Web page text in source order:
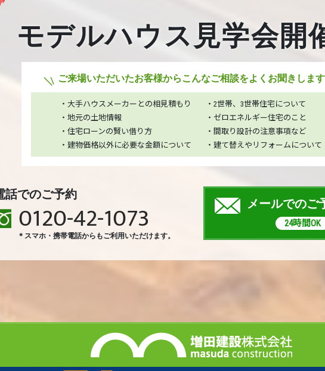
モデルハウス見学会開
ご来場いただいたお客様から こんなご相談をよくお聞きします
・大手ハウスメーカーとの相見積もり
・2世帯、3世帯住宅について
・地元の土地情報
・ゼロエネルギー住宅のこと
・住宅ローンの賢い借り方
・間取り設計の注意事項など
・建物価格以外に必要な金額について
・建て替えやリフォームについて
話でのご予約
0120-42-1073
＊スマホ・携帯電話からもご利用いただけます。
メールでのご
24時間OK